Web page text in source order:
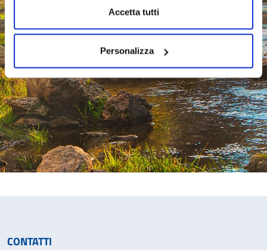
Accetta tutti
Personalizza
CONTATTI